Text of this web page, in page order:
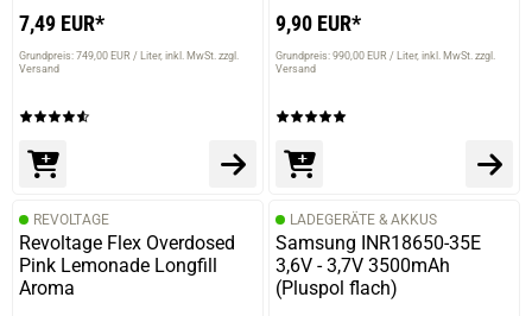
7,49 EUR*
Grundpreis: 749,00 EUR / Liter inkl. MwSt. zzgl.
Versand
9,90 EUR*
Grundpreis: 990,00 EUR / Liter inkl. MwSt. zzgl.
Versand
REVOLTAGE
Revoltage Flex Overdosed
Pink Lemonade Longfill
Aroma
LADEGERÄTE & AKKUS
Samsung INR18650-35E
3,6V - 3,7V 3500mAh
(Pluspol flach)